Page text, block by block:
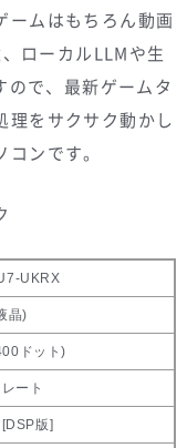
ームはもちろん動画
ローカルLLMや生
で、最新ゲームタ
理をサクサク動かし
ンです。
UKRX
晶)
ドット)
ート
版]